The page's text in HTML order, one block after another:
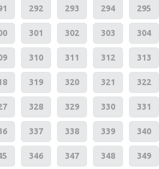
292 293 294 295
301 302 303 304
310 311 312 313
319 320 321 322
328 329 330 331
337 338 339 340
346 347 348 349